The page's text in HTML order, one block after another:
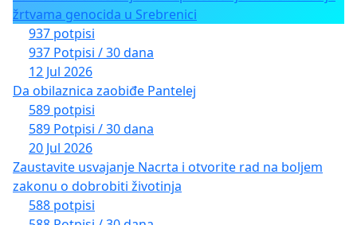
žrtvama genocida u Srebrenici
937 potpisi
937 Potpisi / 30 dana
12 Jul 2026
Da obilaznica zaobiđe Pantelej
589 potpisi
589 Potpisi / 30 dana
20 Jul 2026
Zaustavite usvajanje Nacrta i otvorite rad na boljem
zakonu o dobrobiti životinja
588 potpisi